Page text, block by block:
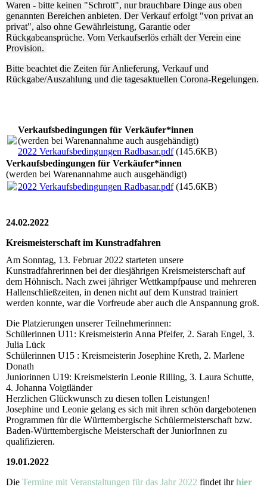
Waren - bitte keinen "Schrott", nur brauchbare Dinge aus oben
genannten Bereichen anbieten. Der Verkauf erfolgt "von privat an
privat", also ohne Gewährleistung, Garantie oder
Rückgabeansprüche. Vom Verkaufserlös erhält der Verein eine
Provision.
Bitte beachtet die Zeiten für Anlieferung, Verkauf und
Rückgabe/Auszahlung und die tagesaktuellen Corona-Regelungen.
Verkaufsbedingungen für Verkäufer*innen
(werden bei Warenannahme auch ausgehändigt)
2022 Verkaufsbedingungen Radbasar.pdf(145.6KB)
Verkaufsbedingungen für Verkäufer*innen
(werden bei Warenannahme auch ausgehändigt)
2022 Verkaufsbedingungen Radbasar.pdf(145.6KB)
24.02.2022
Kreismeisterschaft im Kunstradfahren
Am Sonntag, 13. Februar 2022 starteten unsere
Kunstradfahrerinnen bei der diesjährigen Kreismeisterschaft auf
dem Höhnisch. Nach zwei jähriger Wettkampfpause und mehreren
Hallenschließzeiten, in denen nicht auf dem Kunstrad trainiert
werden konnte, war die Vorfreude aber auch die Anspannung groß.
Die Platzierungen unserer Teilnehmerinnen:
Schülerinnen U11: Kreismeisterin Anna Pfeifer, 2. Sarah Engel, 3.
Julia Lück
Schülerinnen U15 : Kreismeisterin Josephine Kreth, 2. Marlene
Donath
Juniorinnen U19: Kreismeisterin Leonie Rilling, 3. Laura Schutte,
4. Johanna Voigtländer
Herzlichen Glückwunsch zu diesen tollen Leistungen!
Josephine und Leonie gelang es sich mit ihren schön dargebotenen
Programmen für die Württembergische Schülermeisterschaft bzw.
Baden-Württembergische Meisterschaft der JuniorInnen zu
qualifizieren.
19.01.2022
Die Termine mit Veranstaltungen für das Jahr 2022 findet ihrhier